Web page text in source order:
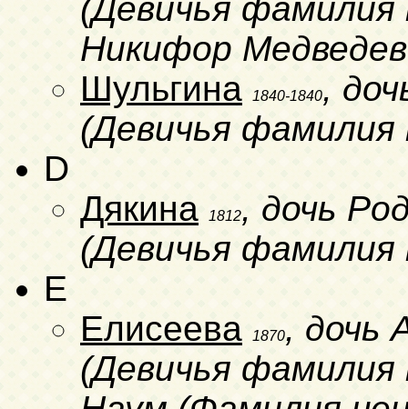
(Девичья фамилия
Никифор Медведев
Шульгина
1840-1840,
(Девичья фамилия
D
Дякина
1812, дочь
(Девичья фамилия
E
Елисеева
1870, дочь
(Девичья фамилия